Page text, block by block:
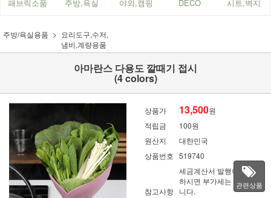
패브릭소품 주방,욕실 야외,캠핑 DECO 시트,벽지
주방/욕실용품
요리도구,수저,
냄비,계량용품
아마란스 다용도 깔때기 접시
(4 colors)
상품가 13,500원
적립금
100원
원산지
대한민국
상품번호 519740
참고사항
세금계산서 발행이 필요
하시면 부가세는 별도입
니다.
관련상품